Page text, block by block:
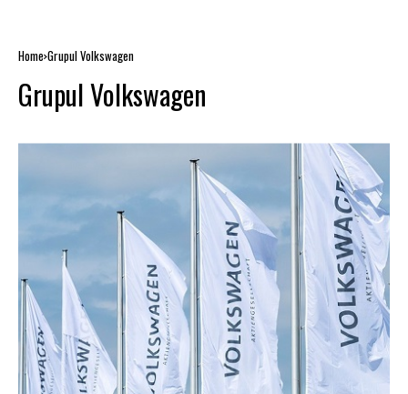
Home Grupul Volkswagen
Grupul Volkswagen